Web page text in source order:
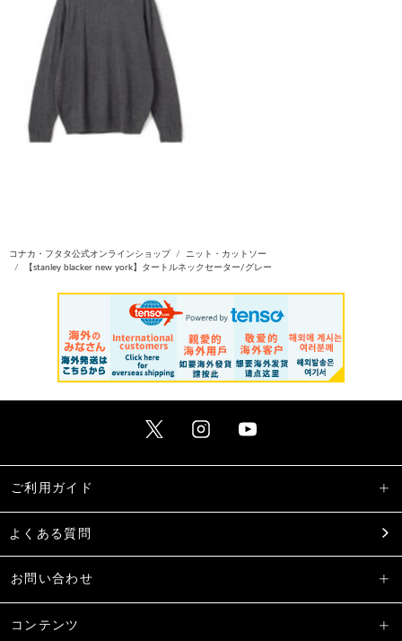
コナカ・フタタ公式オンラインショップ
ニット・カットソー
【stanley blacker new york】タートルネックセーター/グレー
ご利用ガイド
よくある質問
お問い合わせ
コンテンツ